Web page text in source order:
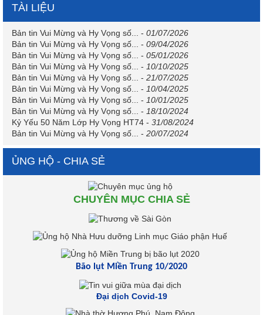
TÀI LIỆU
Bản tin Vui Mừng và Hy Vọng số... - 01/07/2026
Bản tin Vui Mừng và Hy Vọng số...
- 09/04/2026
Bản tin Vui Mừng và Hy Vọng số...
- 05/01/2026
Bản tin Vui Mừng và Hy Vọng số...
- 10/10/2025
Bản tin Vui Mừng và Hy Vọng số...
- 21/07/2025
Bản tin Vui Mừng và Hy Vọng số...
- 10/04/2025
Bản tin Vui Mừng và Hy Vọng số...
- 10/01/2025
Bản tin Vui Mừng và Hy Vọng số...
- 18/10/2024
Kỷ Yếu 50 Năm Lớp Hy Vọng HT74 - 31/08/2024
Bản tin Vui Mừng và Hy Vọng số...
- 20/07/2024
ỦNG HỘ - CHIA SẺ
CHUYÊN MỤC CHIA SẺ
Bão lụt Miền Trung 10/2020
Đại dịch Covid-19